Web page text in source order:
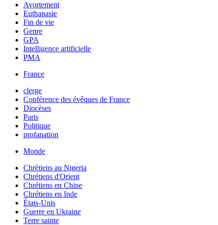
Avortement
Euthanasie
Fin de vie
Genre
GPA
Intelligence artificielle
PMA
France
clerge
Conférence des évêques de France
Diocèses
Paris
Politique
profanation
Monde
Chrétiens au Nigeria
Chrétiens d'Orient
Chrétiens en Chine
Chrétiens en Inde
États-Unis
Guerre en Ukraine
Terre sainte